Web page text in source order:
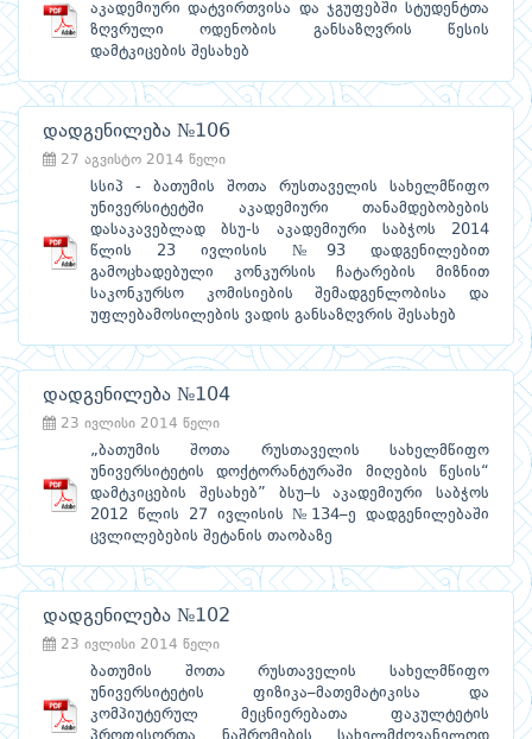
აკადემიური დატვირთვისა და ჯგუფებში სტუდენტთა
ზღვრული ოდენობის განსაზღვრის წესის
დამტკიცების შესახებ
დადგენილება №106
27 აგვისტო 2014 წელი
სსიპ - ბათუმის შოთა რუსთაველის სახელმწიფო
უნივერსიტეტში აკადემიური თანამდებობების
დასაკავებლად ბსუ-ს აკადემიური საბჭოს 2014
წლის 23 ივლისის №93 დადგენილებით
გამოცხადებული კონკურსის ჩატარების მიზნით
საკონკურსო კომისიების შემადგენლობისა და
უფლებამოსილების ვადის განსაზღვრის შესახებ
დადგენილება №104
23 ივლისი 2014 წელი
„ბათუმის შოთა რუსთაველის სახელმწიფო
უნივერსიტეტის დოქტორანტურაში მიღების წესის“
დამტკიცების შესახებ” ბსუ–ს აკადემიური საბჭოს
2012 წლის 27 ივლისის №134–ე დადგენილებაში
ცვლილებების შეტანის თაობაზე
დადგენილება №102
23 ივლისი 2014 წელი
ბათუმის შოთა რუსთაველის სახელმწიფო
უნივერსიტეტის ფიზიკა–მათემატიკისა და
კომპიუტერულ მეცნიერებათა ფაკულტეტის